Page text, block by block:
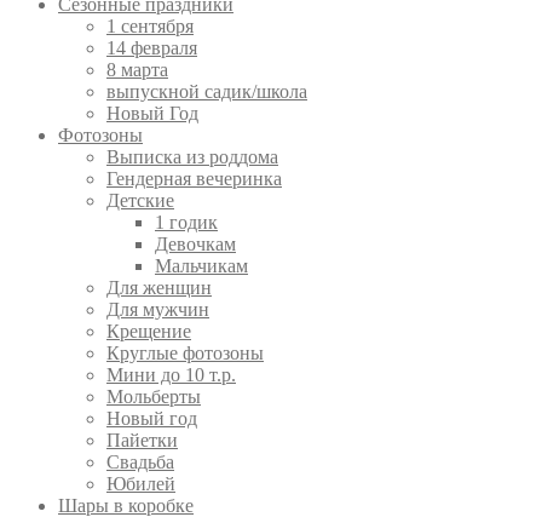
1 сентября
14 февраля
8 марта
выпускной садик/школа
Новый Год
Фотозоны
Выписка из роддома
Гендерная вечеринка
Детские
1 годик
Девочкам
Мальчикам
Для женщин
Для мужчин
Крещение
Круглые фотозоны
Мини до 10 т.р.
Мольберты
Новый год
Пайетки
Свадьба
Юбилей
Шары в коробке